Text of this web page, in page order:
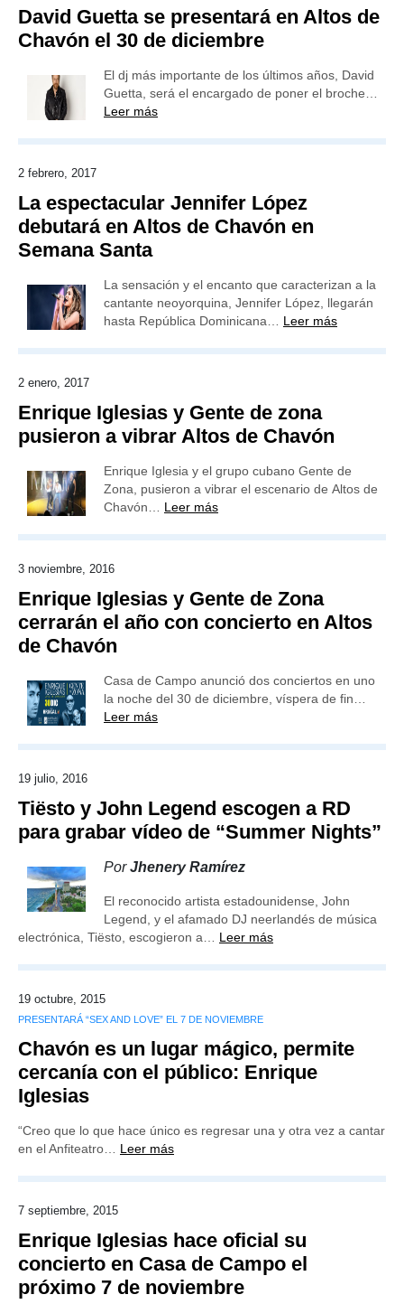
David Guetta se presentará en Altos de
Chavón el 30 de diciembre
El dj más importante de los últimos años, David
Guetta, será el encargado de poner el broche…
Leer más
2 febrero, 2017
La espectacular Jennifer López
debutará en Altos de Chavón en
Semana Santa
La sensación y el encanto que caracterizan a la
cantante neoyorquina, Jennifer López, llegarán
hasta República Dominicana… Leer más
2 enero, 2017
Enrique Iglesias y Gente de zona
pusieron a vibrar Altos de Chavón
Enrique Iglesia y el grupo cubano Gente de
Zona, pusieron a vibrar el escenario de Altos de
Chavón… Leer más
3 noviembre, 2016
Enrique Iglesias y Gente de Zona
cerrarán el año con concierto en Altos
de Chavón
Casa de Campo anunció dos conciertos en uno
la noche del 30 de diciembre, víspera de fin…
Leer más
19 julio, 2016
Tiësto y John Legend escogen a RD
para grabar vídeo de “Summer Nights”
PorJhenery Ramírez
El reconocido artista estadounidense, John
Legend, y el afamado DJ neerlandés de música
electrónica, Tiësto, escogieron a… Leer más
19 octubre, 2015
PRESENTARÁ “SEX AND LOVE” EL 7 DE NOVIEMBRE
Chavón es un lugar mágico, permite
cercanía con el público: Enrique
Iglesias
“Creo que lo que hace único es regresar una y otra vez a cantar
en el Anfiteatro… Leer más
7 septiembre, 2015
Enrique Iglesias hace oficial su
concierto en Casa de Campo el
próximo 7 de noviembre